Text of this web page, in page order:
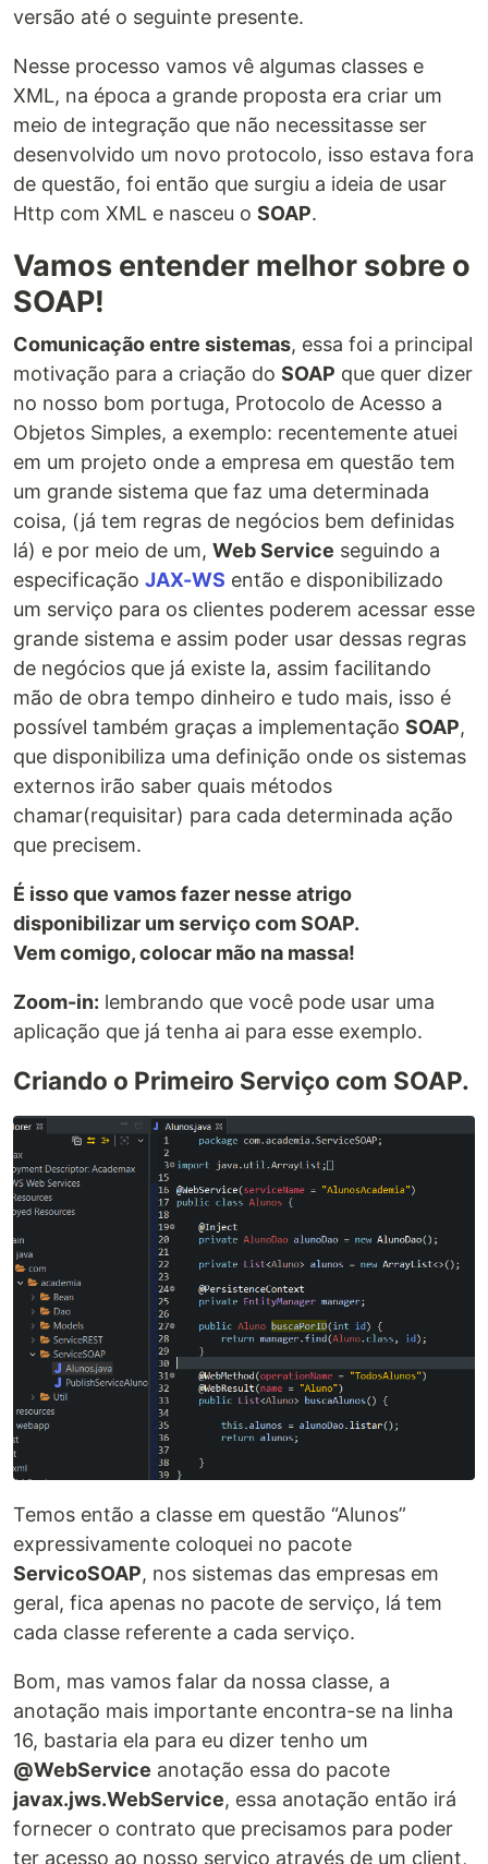
versão até o seguinte presente.
Nesse processo vamos vê algumas classes e
XML, na época a grande proposta era criar um
meio de integração que não necessitasse ser
desenvolvido um novo protocolo, isso estava fora
de questão, foi então que surgiu a ideia de usar
Http com XML e nasceu o SOAP.
Vamos entender melhor sobre o
SOAP!
Comunicação entre sistemas, essa foi a principal
motivação para a criação do SOAP que quer dizer
no nosso bom portuga, Protocolo de Acesso a
Objetos Simples, a exemplo: recentemente atuei
em um projeto onde a empresa em questão tem
um grande sistema que faz uma determinada
coisa, (já tem regras de negócios bem definidas
lá) e por meio de um, Web Service seguindo a
especificação JAX-WS então e disponibilizado
um serviço para os clientes poderem acessar esse
grande sistema e assim poder usar dessas regras
de negócios que já existe la, assim facilitando
mão de obra tempo dinheiro e tudo mais, isso é
possível também graças a implementação SOAP,
que disponibiliza uma definição onde os sistemas
externos irão saber quais métodos
chamar(requisitar) para cada determinada ação
que precisem.
É isso que vamos fazer nesse atrigo
disponibilizar um serviço com SOAP.
Vem comigo, colocar mão na massa!
Zoom-in: lembrando que você pode usar uma
aplicação que já tenha ai para esse exemplo.
Criando o Primeiro Serviço com SOAP.
Temos então a classe em questão “Alunos”
expressivamente coloquei no pacote
ServicoSOAP, nos sistemas das empresas em
geral, fica apenas no pacote de serviço, lá tem
cada classe referente a cada serviço.
Bom, mas vamos falar da nossa classe, a
anotação mais importante encontra-se na linha
16, bastaria ela para eu dizer tenho um
@WebService anotação essa do pacote
javax.jws.WebService, essa anotação então irá
fornecer o contrato que precisamos para poder
ter acesso ao nosso serviço através de um client,